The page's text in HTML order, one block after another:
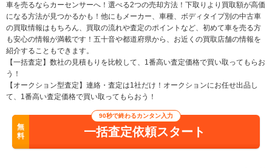
車を売るならカーセンサーへ！選べる2つの売却方法！下取りより買取額が高価
になる方法が見つかるかも！他にもメーカー、車種、ボディタイプ別の中古車
の買取情報はもちろん、買取の流れや査定のポイントなど、初めて車を売る方
も安心の情報が満載です！五十音や都道府県から、お近くの買取店舗の情報を
紹介することもできます。
【一括査定】数社の見積もりを比較して、1番高い査定価格で買い取ってもらお
う！
【オークション型査定】連絡・査定は1社だけ！オークションにお任せ出品し
て、1番高い査定価格で買い取ってもらおう！
無
料
90秒で終わるカンタン入力
一括査定依頼スタート